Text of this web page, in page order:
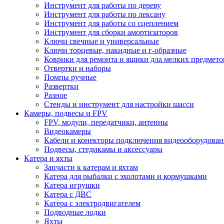
Инструмент для работы по дереву
Инструмент для работы по лексану
Инструмент для работы со сцеплением
Инструмент для сборки амортизаторов
Ключи свечные и универсальные
Ключи торцевые, накидные и г-образные
Коврики для ремонта и ящики дла мелких
Отвертки и наборы
Помпы ручные
Развертки
Разное
Стенды и инструмент для настройки шасси
Камеры, подвесы и FPV
FPV, модули, передатчики, антенны
Видеокамеры
Кабели и конекторы подключения
Подвесы, стедикамы и аксессуары
Катера и яхты
Запчасти к катерам и яхтам
Катера для рыбалки с эхолотами и кормушками
Катера игрушки
Катера с ДВС
Катера с электродвигателем
Подводные лодки
Яхты